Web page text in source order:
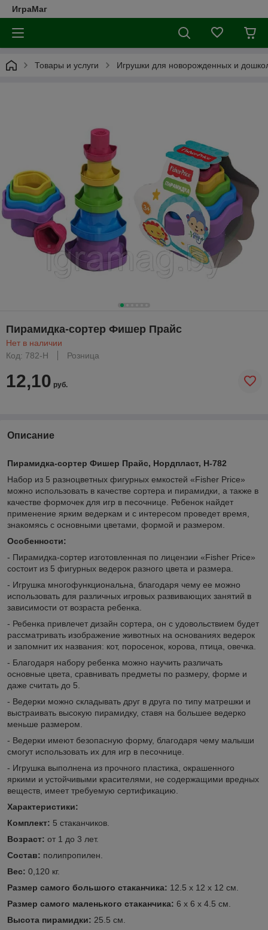
ИграМаг
Товары и услуги Игрушки для новорожденных и
Пирамидка-сортер Фишер Прайс
Нет в наличии
Код: 782-Н
Розница
12,10 руб.
Описание
Пирамидка-сортер Фишер Прайс, Нордпласт, Н-782
Набор из 5 разноцветных фигурных емкостей «Fisher Price»
можно использовать в качестве сортера и пирамидки, а также в
качестве формочек для игр в песочнице. Ребенок найдет
применение ярким ведеркам и с интересом проведет время,
знакомясь с основными цветами, формой и размером.
Особенности:
- Пирамидка-сортер изготовленная по лицензии «Fisher Price»
состоит из 5 фигурных ведерок разного цвета и размера.
- Игрушка многофункциональна
благодаря чему ее можно
использовать для различных игровых развивающих занятий в
зависимости от возраста ребенка.
- Ребенка привлечет дизайн сортера, он с удовольствием будет
рассматривать изображение животных на основаниях ведерок
и запомнит их названия: кот, поросенок, корова, птица, овечка.
- Благодаря набору ребенка можно научить различать
основные цвета, сравнивать предметы по размеру, форме и
даже считать до 5.
- Ведерки можно складывать друг в друга по типу матрешки и
выстраивать высокую пирамидку, ставя на большее ведерко
меньше размером.
- Ведерки имеют безопасную форму, благодаря чему малыши
смогут использовать их для игр в песочнице.
- Игрушка выполнена из прочного пластика, окрашенного
яркими и устойчивыми красителями, не содержащими вредных
веществ, имеет требуемую сертификацию.
Характеристики:
Комплект: 5 стаканчиков.
Возраст: от 1 до 3 лет.
Состав: полипропилен.
Вес: 0,120 кг.
Размер самого большого стаканчика: 12.5 x 12 x 12 см.
Размер самого маленького стаканчика: 6 х 6 х 4.5 см.
Высота пирамидки: 25.5 см.